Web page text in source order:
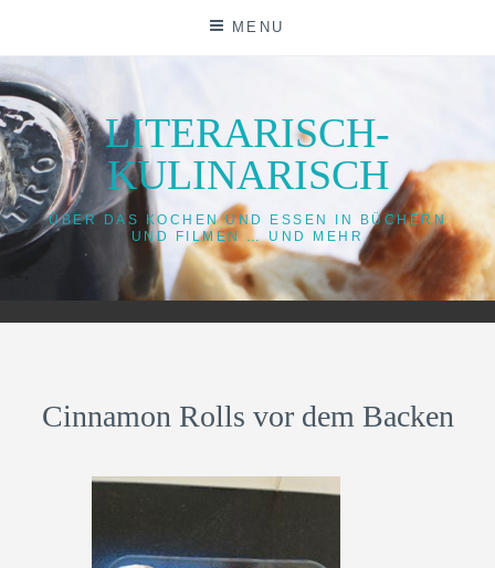
content
MENU
LITERARISCH-
KULINARISCH
ÜBER DAS KOCHEN UND ESSEN IN BÜCHERN
UND FILMEN … UND MEHR
Cinnamon Rolls vor dem Backen